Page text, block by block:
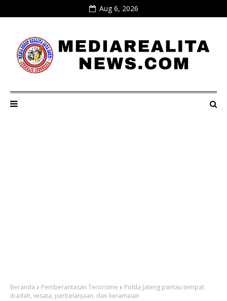
Aug 6, 2026
Beranda Pemberantasan Terorisme
Polda Jateng pantau tempat
ibadah, wisata, perbelanjaan, dan keramaian